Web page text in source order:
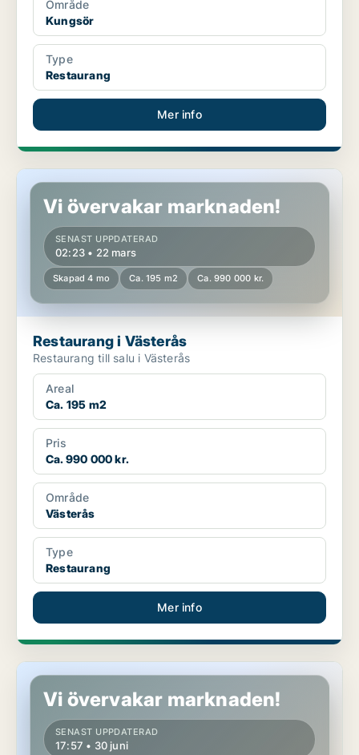
Område
Kungsör
Type
Restaurang
Mer info
Restaurang i Västerås
Vi övervakar marknaden!
SENAST UPPDATERAD
02:23 • 22 mars
Skapad 4 mo Ca. 195 m2 Ca. 990 000 kr.
Restaurang i Västerås
Restaurang till salu i Västerås
Areal
Ca. 195 m2
Pris
Ca. 990 000 kr.
Område
Västerås
Type
Restaurang
Mer info
Restaurang i Västerås
Vi övervakar marknaden!
SENAST UPPDATERAD
17:57 • 30 juni